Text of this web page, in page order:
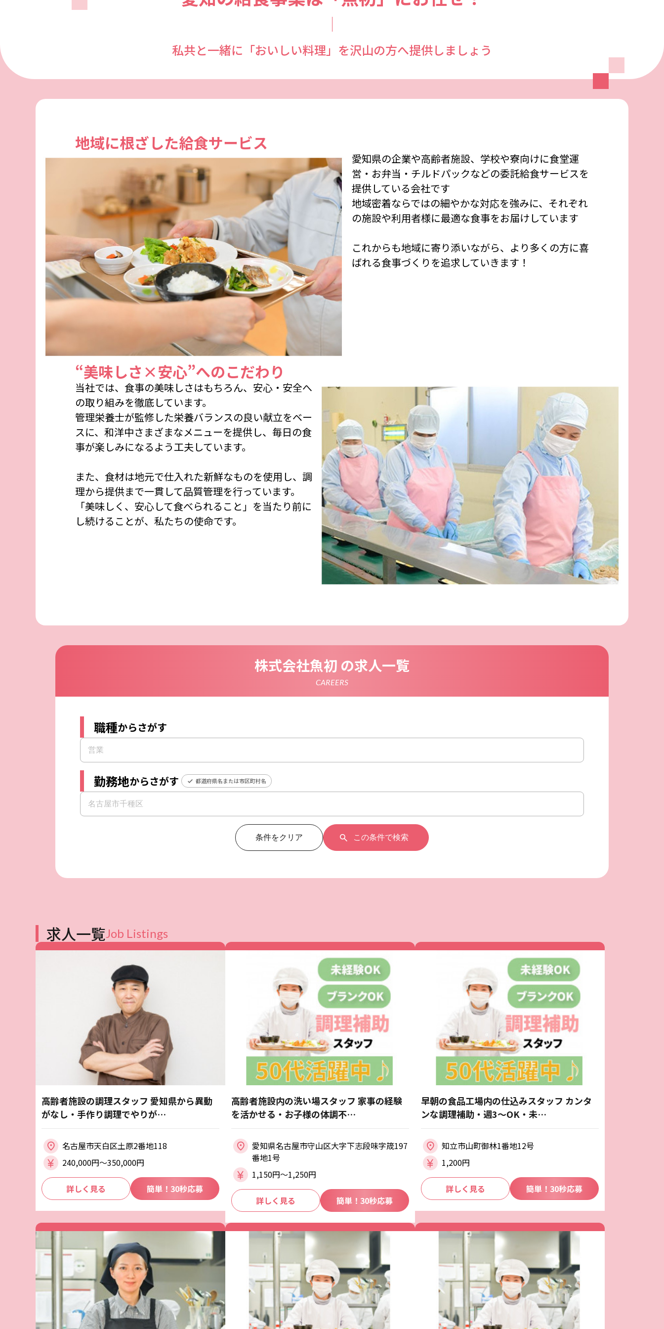
私共と一緒に「おいしい料理」を沢山の方へ提供しましょう
地域に根ざした給食サービス
愛知県の企業や高齢者施設、学校や寮向けに食堂運
営・お弁当・チルドパックなどの委託給食サービスを
提供している会社です
地域密着ならではの細やかな対応を強みに、それぞれ
の施設や利用者様に最適な食事をお届けしています
これからも地域に寄り添いながら、より多くの方に喜
ばれる食事づくりを追求していきます！
“美味しさ×安心”へのこだわり
当社では、食事の美味しさはもちろん、安心・安全へ
の取り組みを徹底しています。
管理栄養士が監修した栄養バランスの良い献立をベー
スに、和洋中さまざまなメニューを提供し、毎日の食
事が楽しみになるよう工夫しています。
また、食材は地元で仕入れた新鮮なものを使用し、調
理から提供まで一貫して品質管理を行っています。
「美味しく、安心して食べられること」を当たり前に
し続けることが、私たちの使命です。
株式会社魚初 の求人一覧
CAREERS
職種からさがす
勤務地からさがす 都道府県名または市区町村名
条件をクリア この条件で検索
求人一覧Job Listings
高齢者施設の調理スタッフ 愛知県から異動
がなし・手作り調理でやりが…
名古屋市天白区土原2番地118
240,000円〜350,000円
詳しく見る 簡単！30秒応募
高齢者施設内の洗い場スタッフ 家事の経験
を活かせる・お子様の体調不…
愛知県名古屋市守山区大字下志段味字筬197
番地1号
1,150円〜1,250円
詳しく見る 簡単！30秒応募
早朝の食品工場内の仕込みスタッフ カンタ
ンな調理補助・週3～OK・未…
知立市山町御林1番地12号
1,200円
詳しく見る 簡単！30秒応募